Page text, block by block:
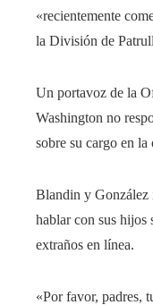
«recientemente
la División de
Un portavoz de la
Washington no
sobre su cargo en la
Blandin y González
hablar con sus hijos
extraños en línea.
«Por favor, padres,